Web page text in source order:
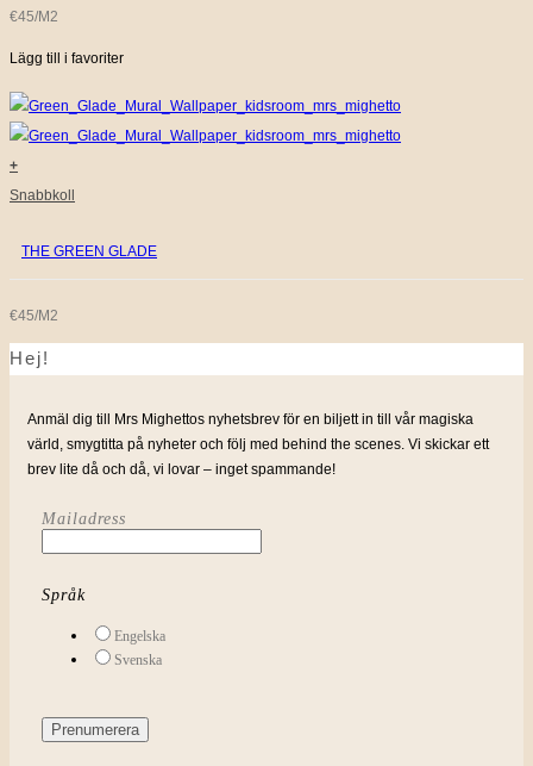
€45/M2
Lägg till i favoriter
+
Snabbkoll
THE GREEN GLADE
€45/M2
Hej!
Anmäl dig till Mrs Mighettos nyhetsbrev för en biljett in till vår magiska
värld, smygtitta på nyheter och följ med behind the scenes. Vi skickar ett
brev lite då och då, vi lovar – inget spammande!
Mailadress
Språk
Engelska
Svenska